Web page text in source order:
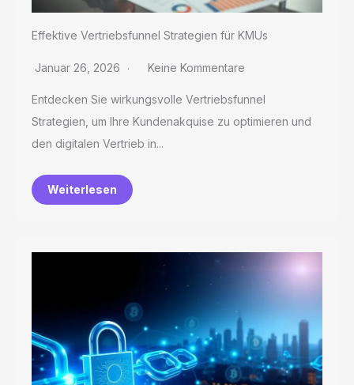
Effektive Vertriebsfunnel Strategien für KMUs
Januar 26, 2026 Keine Kommentare
Entdecken Sie wirkungsvolle Vertriebsfunnel
Strategien, um Ihre Kundenakquise zu optimieren und
den digitalen Vertrieb in...
Weiterlesen